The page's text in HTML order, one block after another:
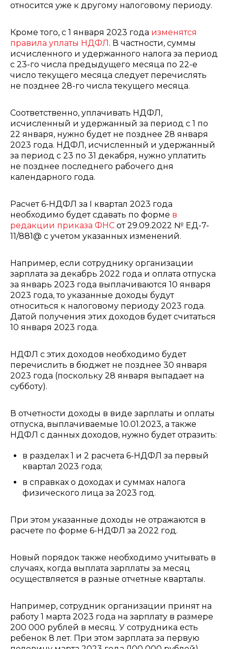
относится уже к другому налоговому периоду.
Кроме того, с 1 января 2023 года изменятся
правила уплаты НДФЛ. В частности, суммы
исчисленного и удержанного налога за период
с 23-го числа предыдущего месяца по 22-е
число текущего месяца следует перечислять
не позднее 28-го числа текущего месяца.
Соответственно, уплачивать НДФЛ,
исчисленный и удержанный за период с 1 по
22 января, нужно будет не позднее 28 января
2023 года. НДФЛ, исчисленный и удержанный
за период с 23 по 31 декабря, нужно уплатить
не позднее последнего рабочего дня
календарного года.
Расчет 6-НДФЛ за I квартал 2023 года
необходимо будет сдавать по форме в
редакции приказа ФНС от 29.09.2022 № ЕД-7-
11/881@ с учетом указанных изменений.
Например, если сотруднику организации
зарплата за декабрь 2022 года и оплата отпуска
за январь 2023 года выплачиваются 10 января
2023 года, то указанные доходы будут
относиться к налоговому периоду 2023 года.
Датой получения этих доходов будет считаться
10 января 2023 года.
НДФЛ с этих доходов необходимо будет
перечислить в бюджет не позднее 30 января
2023 года (поскольку 28 января выпадает на
субботу).
В отчетности доходы в виде зарплаты и оплаты
отпуска, выплачиваемые 10.01.2023, а также
НДФЛ с данных доходов, нужно будет отразить:
в разделах 1 и 2 расчета 6-НДФЛ за первый
квартал 2023 года;
в справках о доходах и суммах налога
физического лица за 2023 год.
При этом указанные доходы не отражаются в
расчете по форме 6-НДФЛ за 2022 год.
Новый порядок также необходимо учитывать в
случаях, когда выплата зарплаты за месяц
осуществляется в разные отчетные кварталы.
Например, сотрудник организации принят на
работу 1 марта 2023 года на зарплату в размере
200 000 рублей в месяц. У сотрудника есть
ребенок 8 лет. При этом зарплата за первую